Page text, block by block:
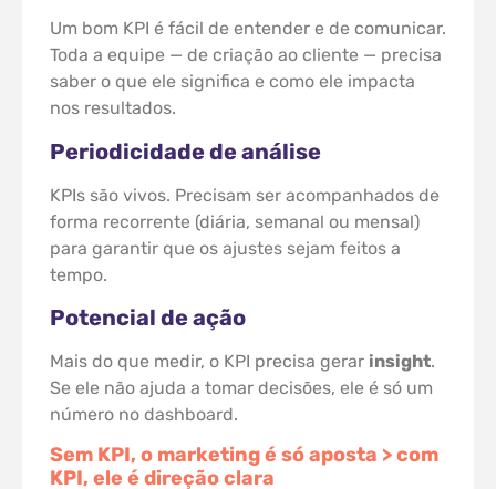
Um bom KPI é fácil de entender e de comunicar.
Toda a equipe — de criação ao cliente — precisa
saber o que ele significa e como ele impacta
nos resultados.
Periodicidade de análise
KPIs são vivos. Precisam ser acompanhados de
forma recorrente (diária, semanal ou mensal)
para garantir que os ajustes sejam feitos a
tempo.
Potencial de ação
Mais do que medir, o KPI precisa gerar insight.
Se ele não ajuda a tomar decisões, ele é só um
número no dashboard.
Sem KPI, o marketing é só aposta > com
KPI, ele é direção clara